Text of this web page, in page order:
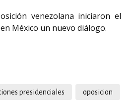
venezolana iniciaron el
México un nuevo diálogo.
presidenciales oposicion